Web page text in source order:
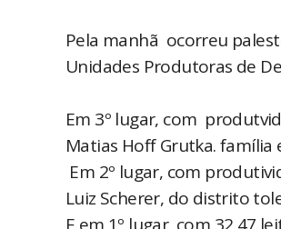
Pela manhã ocorreu
Unidades Produtoras de
Em 3º lugar, com
Matias Hoff Grutka.
Em 2º lugar, com
Luiz Scherer, do distrito
E em 1º lugar, com 32,47